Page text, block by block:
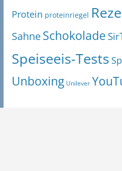
Protein proteinriegel
SahneSchokolade
Speiseeis-Tests
Unboxing Unilever